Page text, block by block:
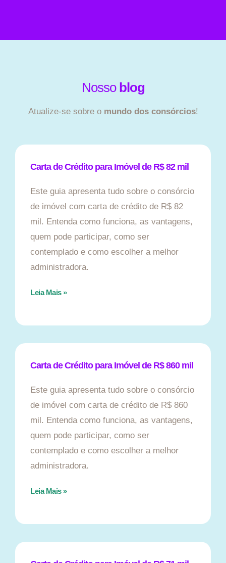
Nosso blog
Atualize-se sobre o mundo dos consórcios!
Carta de Crédito para Imóvel de R$ 82 mil
Este guia apresenta tudo sobre o consórcio
de imóvel com carta de crédito de R$ 82
mil. Entenda como funciona, as vantagens,
quem pode participar, como ser
contemplado e como escolher a melhor
administradora.
Leia Mais »
Carta de Crédito para Imóvel de R$ 860 mil
Este guia apresenta tudo sobre o consórcio
de imóvel com carta de crédito de R$ 860
mil. Entenda como funciona, as vantagens,
quem pode participar, como ser
contemplado e como escolher a melhor
administradora.
Leia Mais »